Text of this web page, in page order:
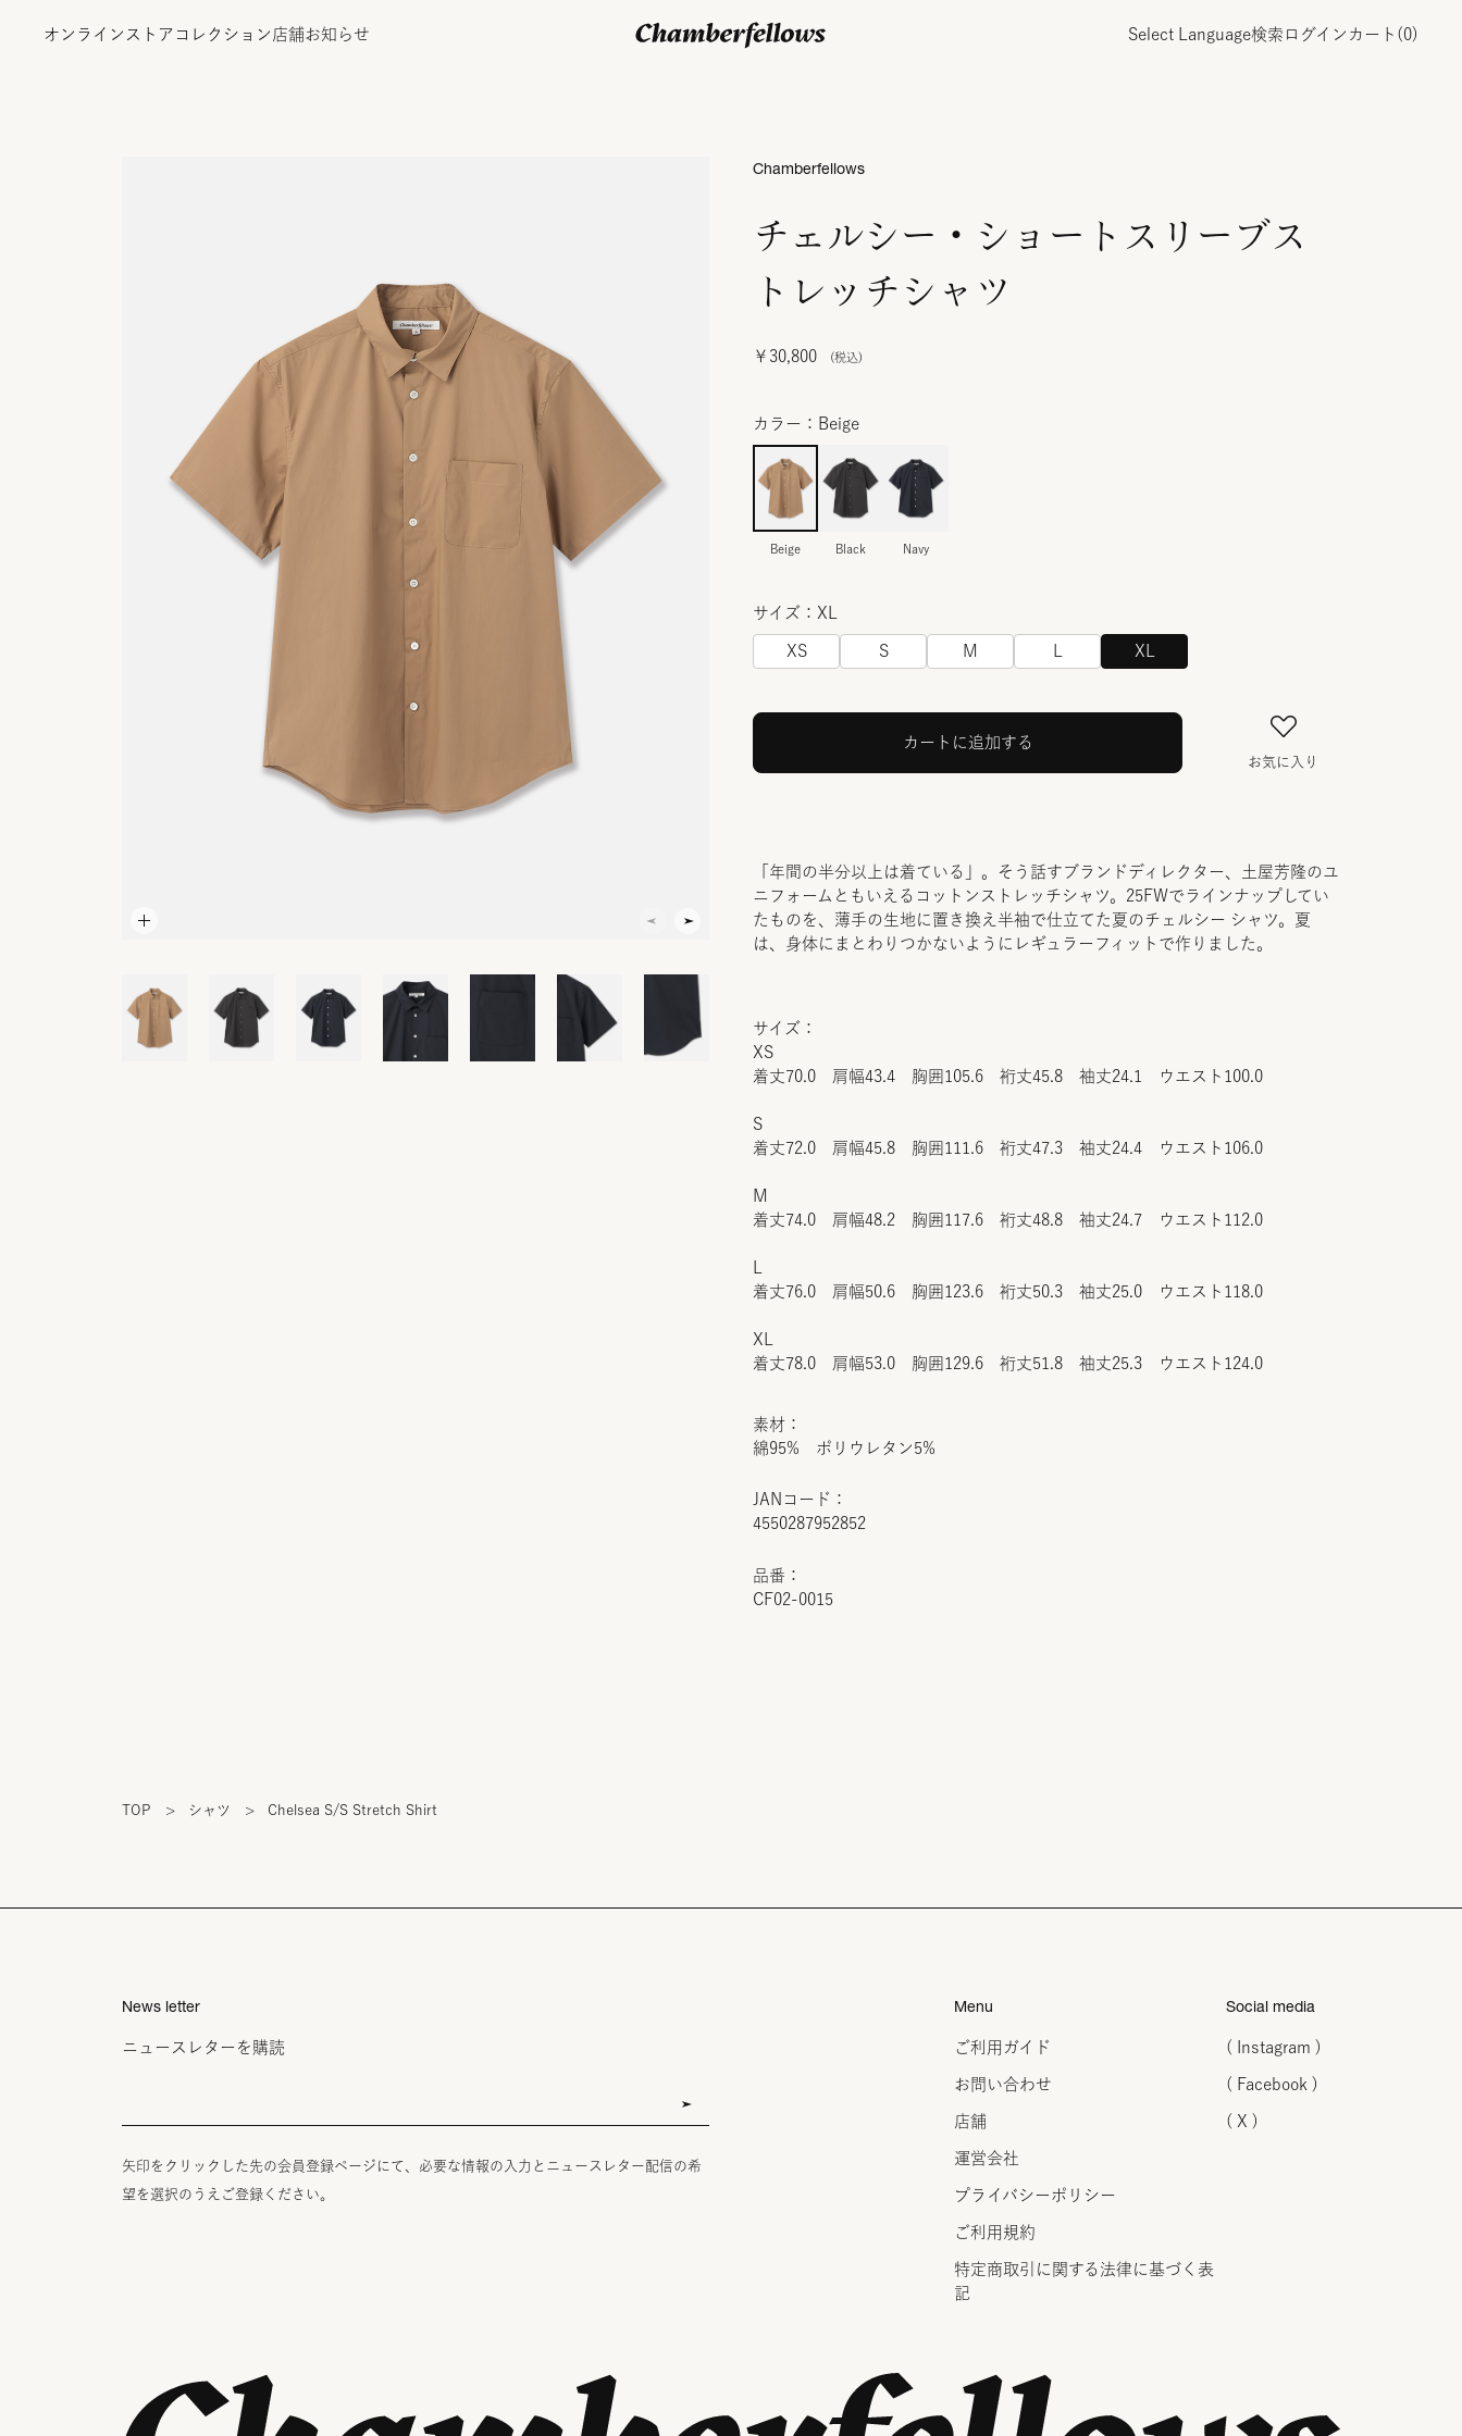
オンラインストア コレクション 店舗お知らせ Select Language検索 ログイン カート( 0)
チェルシー・ショートスリーブス
トレッチシャツ
￥30,800
JANコード：
4550287952852
品番：
CF02-0015
Chamberfellows
カラー：Beige
Beige Black Navy
サイズ：XL
XS S M XL
カートに追加する
お気に入り
「年間の半分以上は着ている」。そう話すブランドディレクター、土屋芳隆のユ
ニフォームともいえるコットンストレッチシャツ。25FWでラインナップしてい
たものを、薄手の生地に置き換え半袖で仕立てた夏のチェルシー シャツ。夏
は、身体にまとわりつかないようにレギュラーフィットで作りました。
サイズ：
XS
着丈70.0 肩幅43.4 胸囲105.6 裄丈45.8 袖丈24.1 ウエスト100.0
S
着丈72.0 肩幅45.8 胸囲111.6 裄丈47.3 袖丈24.4 ウエスト106.0
M
着丈74.0 肩幅48.2 胸囲117.6 裄丈48.8 袖丈24.7 ウエスト112.0
着丈76.0 肩幅50.6 胸囲123.6 裄丈50.3 袖丈25.0 ウエスト118.0
XL
着丈78.0 肩幅53.0 胸囲129.6 裄丈51.8 袖丈25.3 ウエスト124.0
素材：
綿95% ポリウレタン5%
TOP > シャツ > Chelsea S/S Stretch Shirt
News letter
ニュースレターを購読
矢印をクリックした先の会員登録ページにて、必要な情報の入力とニュースレター配信の希
望を選択のうえご登録ください。
Menu
ご利用ガイド
お問い合わせ
店舗
運営会社
プライバシーポリシー
ご利用規約
特定商取引に関する法律に 基づく表
記
Social media
( Instagram )
( Facebook )
( X )